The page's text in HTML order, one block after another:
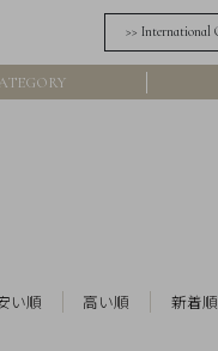
>> International
い順 高い順 新着順